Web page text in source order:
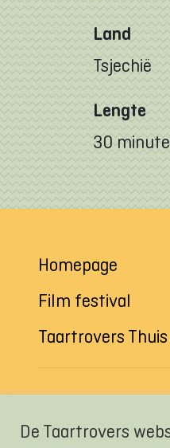
Land
Tsjechië
Lengte
30
Homepage
Film festival
Taartrovers Thuis
De Taartrovers